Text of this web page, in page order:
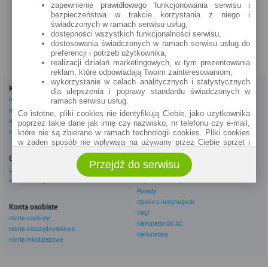
zobacz na mapie »
Kredyty
Kredyty gotówkowe
Kredyty hipoteczne
Kredyty konsolidacyjne
Kredyty na samochód
Oszczędzanie
Lokaty
Konta oszczędnościowe
Konta osobiste
Konta osobiste
Konta oszczędnościowe
Konta młodzieżowe
Dla firm
Konta firmowe
Leasingi
Inne
eBroker Ekstra
Artykuły
Porady
Opinie o instytucjach
Tagi
Kalkulator OC AC
Kalkulatory
zapewnienie prawidłowego funkcjonowania serwisu i
bezpieczeństwa w trakcie korzystania z niego i
świadczonych w ramach serwisu usług,
dostępności wszystkich funkcjonalności serwisu,
dostosowania świadczonych w ramach serwisu usług do
preferencji i potrzeb użytkownika,
realizacji działań marketingowych, w tym prezentowania
reklam, które odpowiadają Twoim zainteresowaniom,
wykorzystanie w celach analitycznych i statystycznych
dla ulepszenia i poprawy standardu świadczonych w
ramach serwisu usług.
Co istotne, pliki cookies nie identyfikują Ciebie, jako użytkownika
poprzez takie dane jak imię czy nazwisko, nr telefonu czy e-mail,
które nie są zbierane w ramach technologii cookies. Pliki cookies
w żaden sposób nie wpływają na używany przez Ciebie sprzęt i
Zakres wykorzystywania plików cookies możliwy jest do
określenia w ustawieniach przeglądarki każdego użytkownika. Bez
wprowadzenia zmian ustawień, informacje w plikach cookies mogą
być zapisywane w pamięci Twojego urządzenia.
Administratorem danych pozyskiwanych w technologii cookies jest
spółka Rankomat.pl Sp. z o.o. (dawniej: Rankomat Sp. z o. o. Sp.
k.) z siedzibą w Warszawie, ul. Wolska 88, 01 - 141 Warszawa.
Możesz jako użytkownik w każdym czasie skontaktować się z
administratorem pod adresem bok@ebroker.pl, jak również wyrazić
Przejdź do serwisu